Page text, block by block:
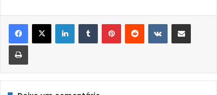
LinkedinTumblr PinterestReddit VK Compartilhar via e-mail
Imprimir